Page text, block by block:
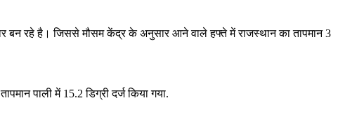
बन रहे है। जिससे मौसम केंद्र के अनुसार आने वाले हफ्ते में राजस्थान का तापमान 3
पाली में 15.2 डिग्री दर्ज किया गया.